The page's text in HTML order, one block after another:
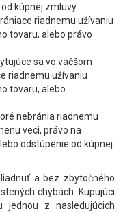
kúpnej zmluvy
riadnemu užívaniu
tovaru, alebo právo
sa vo väčšom
riadnemu užívaniu
tovaru, alebo
nebránia riadnemu
veci, právo na
odstúpenie od kúpnej
a bez zbytočného
chybách. Kupujúci
jednou z nasledujúcich